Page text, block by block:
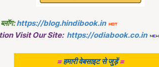
https://blog.hindibook.in
Visit Our Site: https://odiabook.co.in
=हमारी वेबसाइट से जुड़ें=